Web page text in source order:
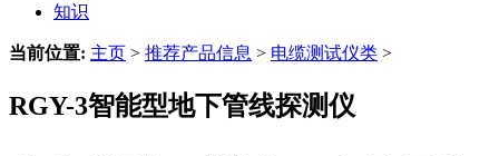
知识
当前位置: 主页 > 推荐产品信息 > 电缆测试仪类 >
RGY-3智能型地下管线探测仪